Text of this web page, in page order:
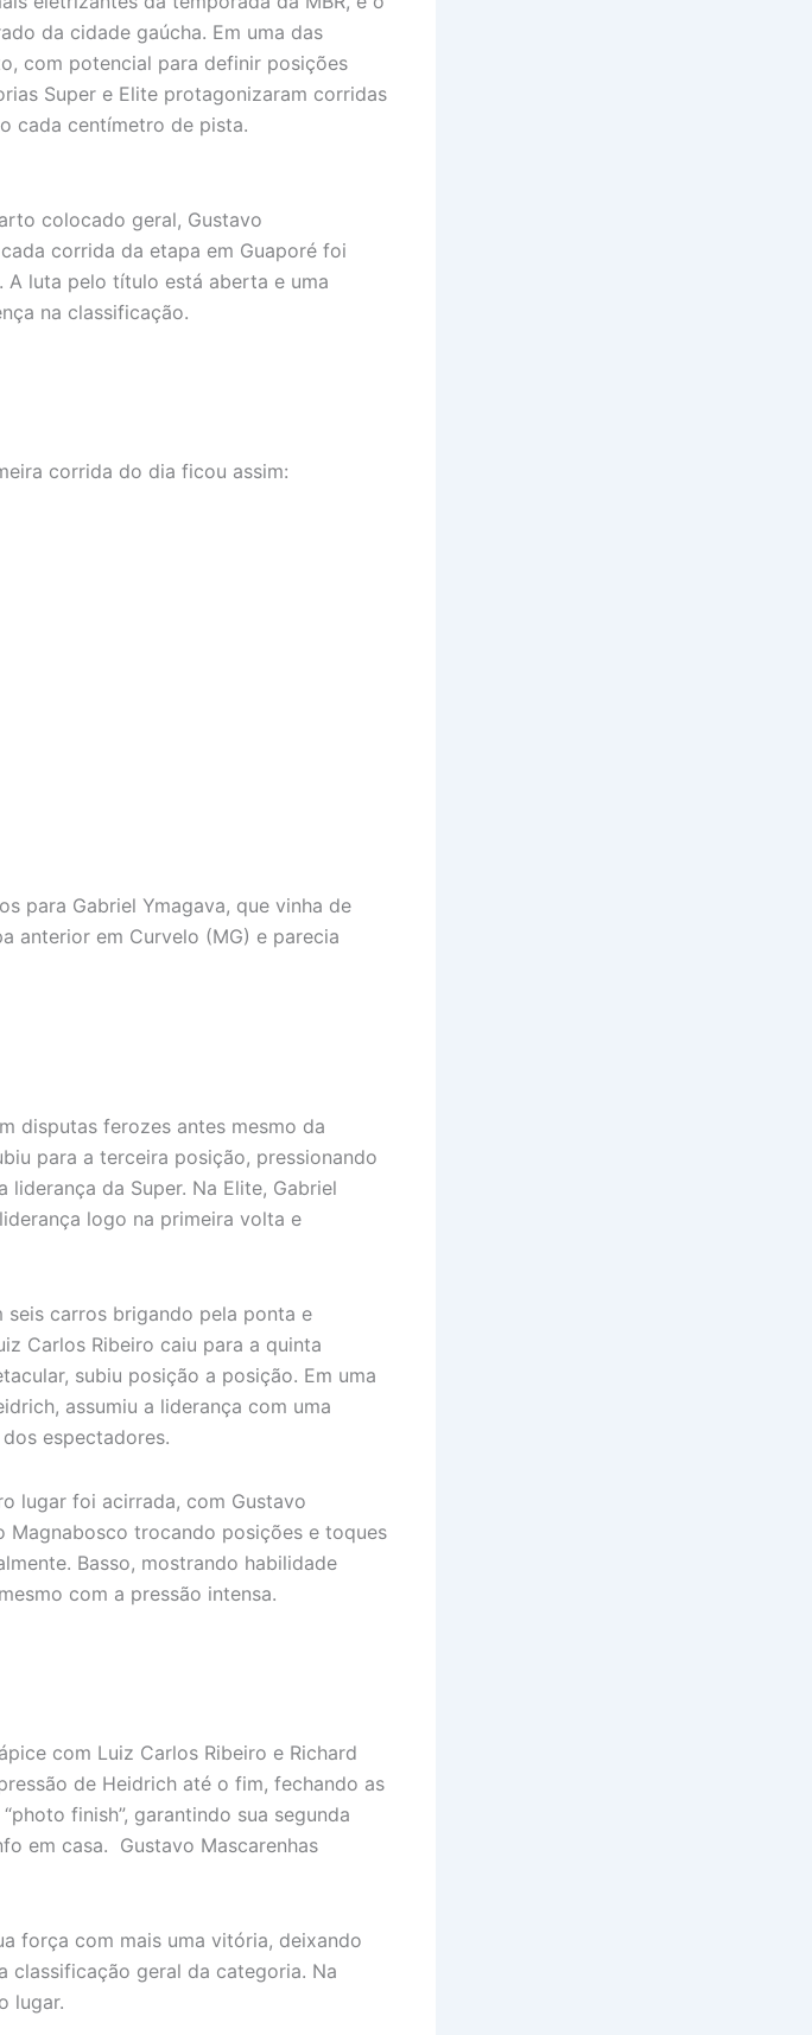
da cidade gaúcha. Em uma das
com potencial para definir posições
Super e Elite protagonizaram corridas
cada centímetro de pista.
colocado geral, Gustavo
corrida da etapa em Guaporé foi
luta pelo título está aberta e uma
na classificação.
corrida do dia ficou assim:
para Gabriel Ymagava, que vinha de
anterior em Curvelo (MG) e parecia
disputas ferozes antes mesmo da
para a terceira posição, pressionando
liderança da Super. Na Elite, Gabriel
logo na primeira volta e
carros brigando pela ponta e
Carlos Ribeiro caiu para a quinta
subiu posição a posição. Em uma
assumiu a liderança com uma
espectadores.
lugar foi acirrada, com Gustavo
Magnabosco trocando posições e toques
Basso, mostrando habilidade
com a pressão intensa.
com Luiz Carlos Ribeiro e Richard
de Heidrich até o fim, fechando as
finish”, garantindo sua segunda
em casa. Gustavo Mascarenhas
força com mais uma vitória, deixando
classificação geral da categoria. Na
lugar.